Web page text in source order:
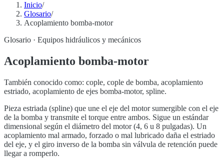
Inicio/
Glosario/
Acoplamiento bomba-motor
Glosario · Equipos hidráulicos y mecánicos
Acoplamiento bomba-motor
También conocido como: cople, cople de bomba, acoplamiento
estriado, acoplamiento de ejes bomba-motor, spline.
Pieza estriada (spline) que une el eje del motor sumergible con el eje
de la bomba y transmite el torque entre ambos. Sigue un estándar
dimensional según el diámetro del motor (4, 6 u 8 pulgadas). Un
acoplamiento mal armado, forzado o mal lubricado daña el estriado
del eje, y el giro inverso de la bomba sin válvula de retención puede
llegar a romperlo.